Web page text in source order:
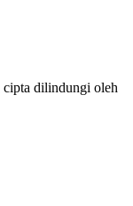
dilindungi oleh